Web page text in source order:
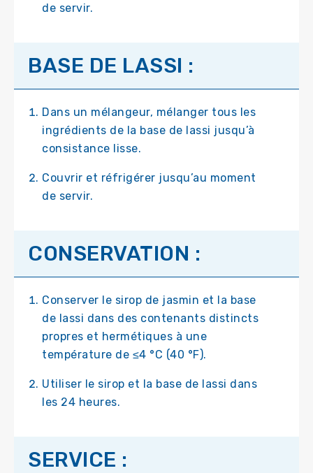
de servir.
BASE DE LASSI :
Dans un mélangeur, mélanger tous les
ingrédients de la base de lassi jusqu’à
consistance lisse.
Couvrir et réfrigérer jusqu’au moment
de servir.
CONSERVATION :
Conserver le sirop de jasmin et la base
de lassi dans des contenants distincts
propres et hermétiques à une
température de ≤4 °C (40 °F).
Utiliser le sirop et la base de lassi dans
les 24 heures.
SERVICE :